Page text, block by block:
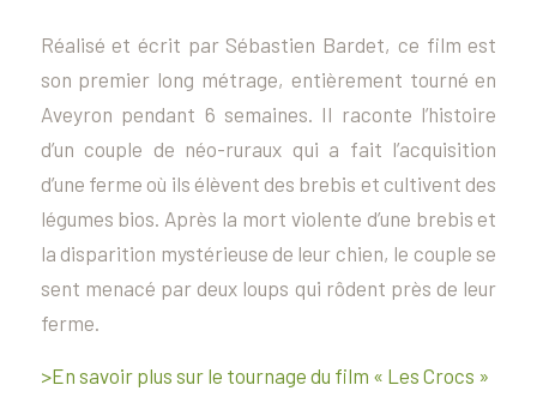
Réalisé et écrit par Sébastien Bardet, ce film est
son premier long métrage, entièrement tourné en
Aveyron pendant 6 semaines. Il raconte l’histoire
d’un couple de néo-ruraux qui a fait l’acquisition
d’une ferme où ils élèvent des brebis et cultivent des
légumes bios. Après la mort violente d’une brebis et
la disparition mystérieuse de leur chien, le couple se
sent menacé par deux loups qui rôdent près de leur
ferme.
>En savoir plus sur le tournage du film « Les Crocs »